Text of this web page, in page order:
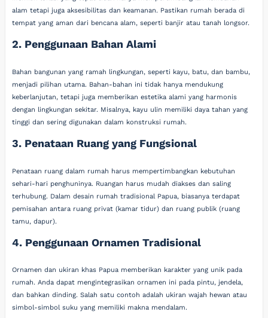
alam tetapi juga aksesibilitas dan keamanan. Pastikan rumah berada di
tempat yang aman dari bencana alam, seperti banjir atau tanah longsor.
2. Penggunaan Bahan Alami
Bahan bangunan yang ramah lingkungan, seperti kayu, batu, dan bambu,
menjadi pilihan utama. Bahan-bahan ini tidak hanya mendukung
keberlanjutan, tetapi juga memberikan estetika alami yang harmonis
dengan lingkungan sekitar. Misalnya, kayu ulin memiliki daya tahan yang
tinggi dan sering digunakan dalam konstruksi rumah.
3. Penataan Ruang yang Fungsional
Penataan ruang dalam rumah harus mempertimbangkan kebutuhan
sehari-hari penghuninya. Ruangan harus mudah diakses dan saling
terhubung. Dalam desain rumah tradisional Papua, biasanya terdapat
pemisahan antara ruang privat (kamar tidur) dan ruang publik (ruang
tamu, dapur).
4. Penggunaan Ornamen Tradisional
Ornamen dan ukiran khas Papua memberikan karakter yang unik pada
rumah. Anda dapat mengintegrasikan ornamen ini pada pintu, jendela,
dan bahkan dinding. Salah satu contoh adalah ukiran wajah hewan atau
simbol-simbol suku yang memiliki makna mendalam.